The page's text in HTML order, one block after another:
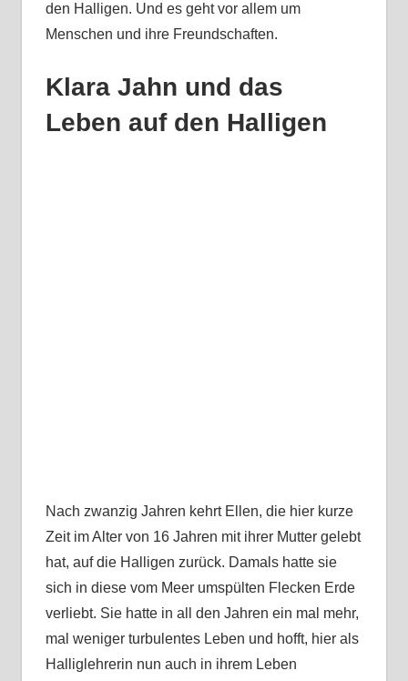
den Halligen. Und es geht vor allem um
Menschen und ihre Freundschaften.
Klara Jahn und das
Leben auf den Halligen
Nach zwanzig Jahren kehrt Ellen, die hier kurze
Zeit im Alter von 16 Jahren mit ihrer Mutter gelebt
hat, auf die Halligen zurück. Damals hatte sie
sich in diese vom Meer umspülten Flecken Erde
verliebt. Sie hatte in all den Jahren ein mal mehr,
mal weniger turbulentes Leben und hofft, hier als
Halliglehrerin nun auch in ihrem Leben